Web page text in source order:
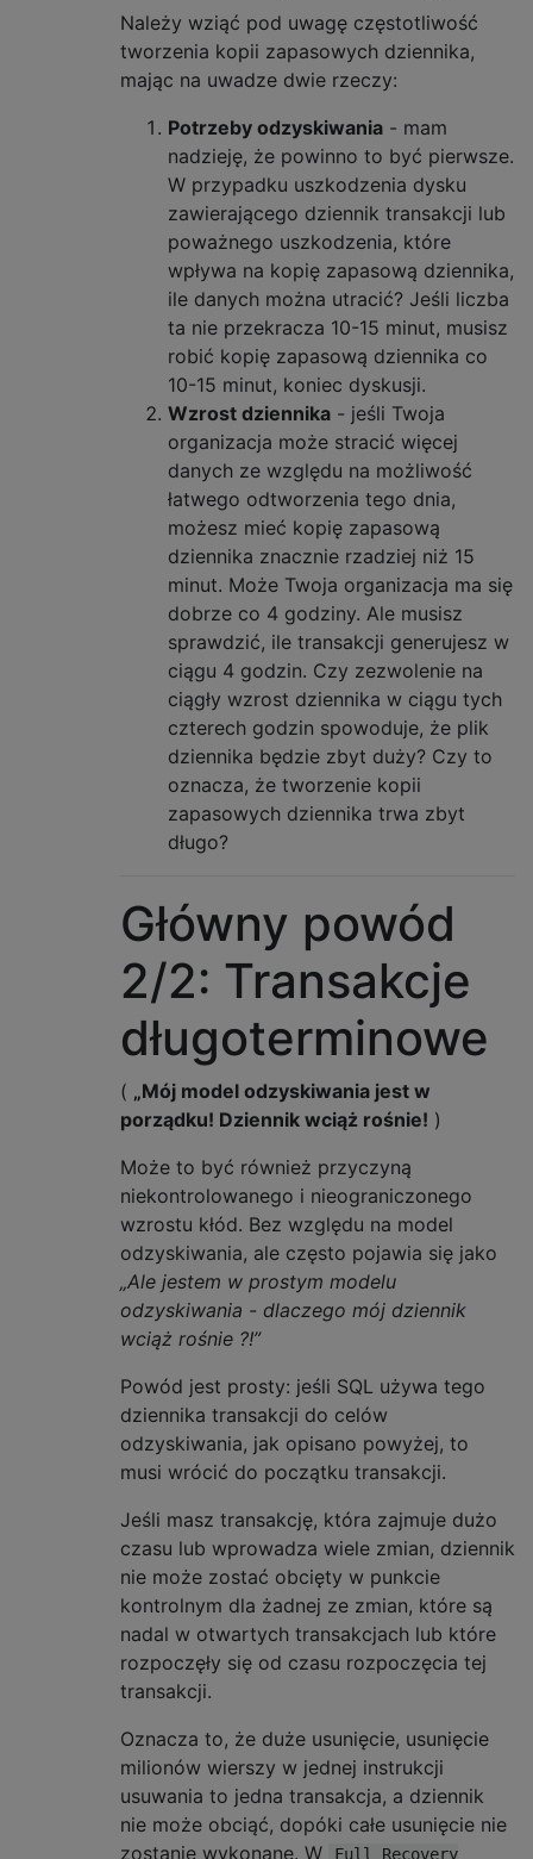
Należy wziąć pod uwagę częstotliwość
tworzenia kopii zapasowych dziennika,
mając na uwadze dwie rzeczy:
Potrzeby odzyskiwania - mam
nadzieję, że powinno to być pierwsze.
W przypadku uszkodzenia dysku
zawierającego dziennik transakcji lub
poważnego uszkodzenia, które
wpływa na kopię zapasową dziennika,
ile danych można utracić? Jeśli liczba
ta nie przekracza 10-15 minut, musisz
robić kopię zapasową dziennika co
10-15 minut, koniec dyskusji.
Wzrost dziennika - jeśli Twoja
organizacja może stracić więcej
danych ze względu na możliwość
łatwego odtworzenia tego dnia,
możesz mieć kopię zapasową
dziennika znacznie rzadziej niż 15
minut. Może Twoja organizacja ma się
dobrze co 4 godziny. Ale musisz
sprawdzić, ile transakcji generujesz w
ciągu 4 godzin. Czy zezwolenie na
ciągły wzrost dziennika w ciągu tych
czterech godzin spowoduje, że plik
dziennika będzie zbyt duży? Czy to
oznacza, że ​​tworzenie kopii
zapasowych dziennika trwa zbyt
długo?
Główny powód
2/2: Transakcje
długoterminowe
( „Mój model odzyskiwania jest w
porządku! Dziennik wciąż rośnie! )
Może to być również przyczyną
niekontrolowanego i nieograniczonego
wzrostu kłód. Bez względu na model
odzyskiwania, ale często pojawia się jako
„Ale jestem w prostym modelu
odzyskiwania - dlaczego mój dziennik
wciąż rośnie ?!”
Powód jest prosty: jeśli SQL używa tego
dziennika transakcji do celów
odzyskiwania, jak opisano powyżej, to
musi wrócić do początku transakcji.
Jeśli masz transakcję, która zajmuje dużo
czasu lub wprowadza wiele zmian, dziennik
nie może zostać obcięty w punkcie
kontrolnym dla żadnej ze zmian, które są
nadal w otwartych transakcjach lub które
rozpoczęły się od czasu rozpoczęcia tej
transakcji.
Oznacza to, że duże usunięcie, usunięcie
milionów wierszy w jednej instrukcji
usuwania to jedna transakcja, a dziennik
nie może obciąć, dopóki całe usunięcie nie
zostanie wykonane. W
Full Recovery